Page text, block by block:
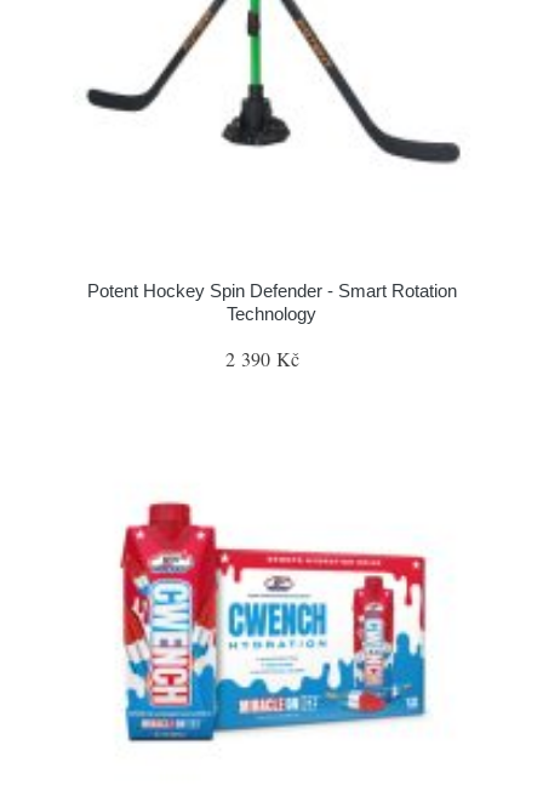
Potent Hockey Spin Defender - Smart Rotation
Technology
2 390 Kč